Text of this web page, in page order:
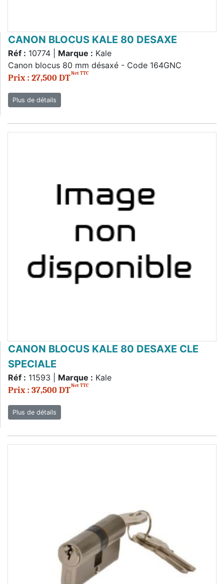
CANON BLOCUS KALE 80 DESAXE
Réf : 10774 | Marque : Kale
Canon blocus 80 mm désaxé - Code 164GNC
Prix : 27,500 DTNet TTC
Plus de détails
CANON BLOCUS KALE 80 DESAXE CLE
SPECIALE
Réf : 11593 | Marque : Kale
Prix : 37,500 DTNet TTC
Plus de détails